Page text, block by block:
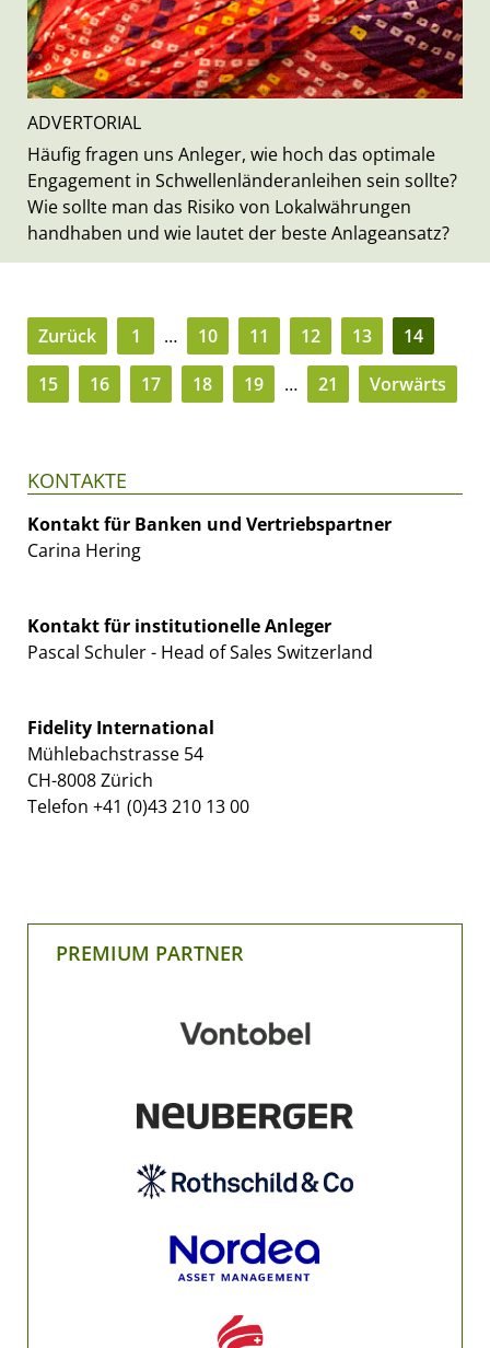
ADVERTORIAL
Häufig fragen uns Anleger, wie hoch das optimale
Engagement in Schwellenländeranleihen sein sollte?
Wie sollte man das Risiko von Lokalwährungen
handhaben und wie lautet der beste Anlageansatz?
Zurück 1 … 10 11 12 13
14
15
16 17 18 19 … 21 Vorwärts
KONTAKTE
Kontakt für Banken und Vertriebspartner
Carina Hering
Kontakt für institutionelle Anleger
Pascal Schuler - Head of Sales Switzerland
Fidelity International
Mühlebachstrasse 54
CH-8008 Zürich
Telefon +41 (0)43 210 13 00
PREMIUM PARTNER